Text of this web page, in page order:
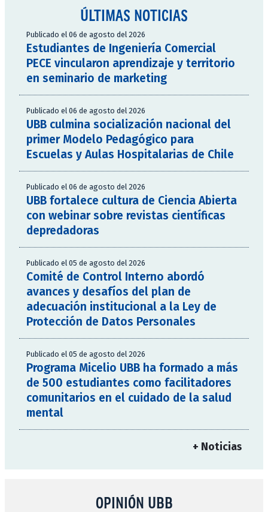
ÚLTIMAS NOTICIAS
Publicado el 06 de agosto del 2026
Estudiantes de Ingeniería Comercial
PECE vincularon aprendizaje y territorio
en seminario de marketing
Publicado el 06 de agosto del 2026
UBB culmina socialización nacional del
primer Modelo Pedagógico para
Escuelas y Aulas Hospitalarias de Chile
Publicado el 06 de agosto del 2026
UBB fortalece cultura de Ciencia Abierta
con webinar sobre revistas científicas
depredadoras
Publicado el 05 de agosto del 2026
Comité de Control Interno abordó
avances y desafíos del plan de
adecuación institucional a la Ley de
Protección de Datos Personales
Publicado el 05 de agosto del 2026
Programa Micelio UBB ha formado a más
de 500 estudiantes como facilitadores
comunitarios en el cuidado de la salud
mental
+ Noticias
OPINIÓN UBB